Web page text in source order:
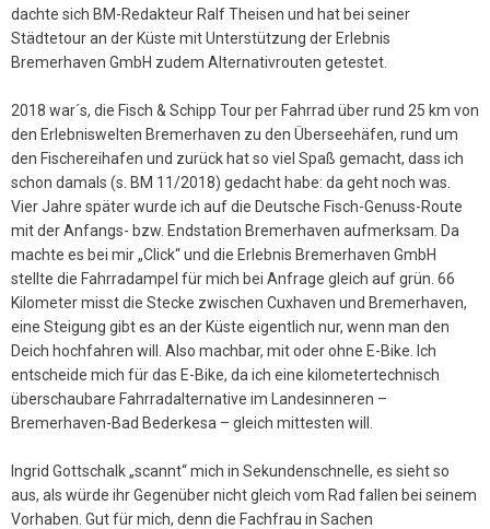
dachte sich BM-Redakteur Ralf Theisen und hat bei seiner
Städtetour an der Küste mit Unterstützung der Erlebnis
Bremerhaven GmbH zudem Alternativrouten getestet.
2018 war´s, die Fisch & Schipp Tour per Fahrrad über rund 25 km von
den Erlebniswelten Bremerhaven zu den Überseehäfen, rund um
den Fischereihafen und zurück hat so viel Spaß gemacht, dass ich
schon damals (s. BM 11/2018) gedacht habe: da geht noch was.
Vier Jahre später wurde ich auf die Deutsche Fisch-Genuss-Route
mit der Anfangs- bzw. Endstation Bremerhaven aufmerksam. Da
machte es bei mir „Click“ und die Erlebnis Bremerhaven GmbH
stellte die Fahrradampel für mich bei Anfrage gleich auf grün. 66
Kilometer misst die Stecke zwischen Cuxhaven und Bremerhaven,
eine Steigung gibt es an der Küste eigentlich nur, wenn man den
Deich hochfahren will. Also machbar, mit oder ohne E-Bike. Ich
entscheide mich für das E-Bike, da ich eine kilometertechnisch
überschaubare Fahrradalternative im Landesinneren –
Bremerhaven-Bad Bederkesa – gleich mittesten will.
Ingrid Gottschalk „scannt“ mich in Sekundenschnelle, es sieht so
aus, als würde ihr Gegenüber nicht gleich vom Rad fallen bei seinem
Vorhaben. Gut für mich, denn die Fachfrau in Sachen